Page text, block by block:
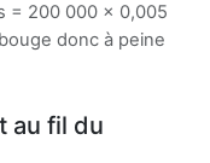
= 200 000 × 0,005
donc à peine
au fil du